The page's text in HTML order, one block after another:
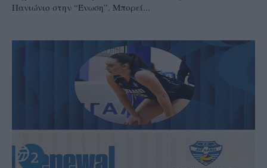
Πανιώνιο στην “Ένωση”. Μπορεί...